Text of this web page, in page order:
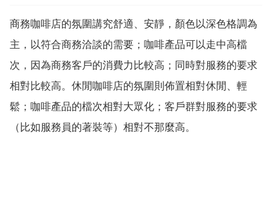
商務咖啡店的氛圍講究舒適、安靜，顏色以深色格調為
主，以符合商務洽談的需要；咖啡產品可以走中高檔
次，因為商務客戶的消費力比較高；同時對服務的要求
相對比較高。休閒咖啡店的氛圍則佈置相對休閒、輕
鬆；咖啡產品的檔次相對大眾化；客戶群對服務的要求
（比如服務員的著裝等）相對不那麼高。